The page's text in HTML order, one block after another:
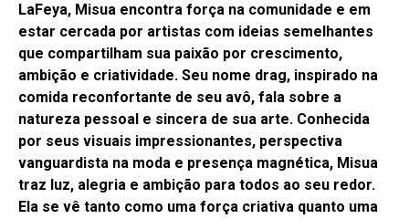
LaFeya, Misua encontra força na comunidade e em
estar cercada por artistas com ideias semelhantes
que compartilham sua paixão por crescimento,
ambição e criatividade. Seu nome drag, inspirado na
comida reconfortante de seu avô, fala sobre a
natureza pessoal e sincera de sua arte. Conhecida
por seus visuais impressionantes, perspectiva
vanguardista na moda e presença magnética, Misua
traz luz, alegria e ambição para todos ao seu redor.
Ela se vê tanto como uma força criativa quanto uma